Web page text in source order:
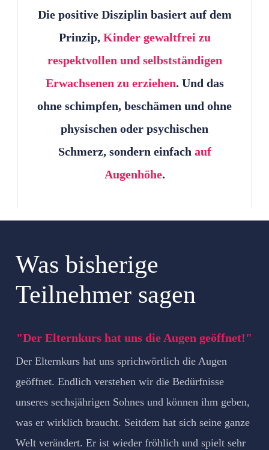
Die positive Disziplin basiert auf dem
Prinzip, Kinder gewaltfrei zu
respektvollen und selbstständigen
Erwachsenen zu erziehen. Und das
ohne schimpfen, beschämen und ohne
physischen oder psychischen
Schmerz, sondern einfach auf
Augenhöhe.
Was bisherige
Teilnehmer sagen
"Der Elternkurs hat uns die Augen geöffnet!"
Der Elternkurs hat uns sprichwörtlich die Augen
geöffnet. Endlich verstehen wir die Bedürfnisse
unseres sechsjährigen Sohnes und können ihm geben,
was er wirklich braucht. Seitdem hat sich seine ganze
Welt verändert. Er ist wieder fröhlich und spielt sehr